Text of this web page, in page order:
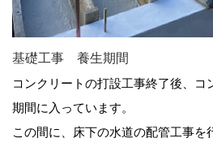
基礎工事 養生期間
コンクリートの打設工事終了後、コ
期間に入っています。
この間に、床下の水道の配管工事を